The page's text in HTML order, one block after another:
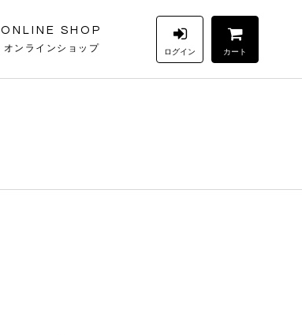
ONLINE SHOP
オンラインショップ ログイン カート